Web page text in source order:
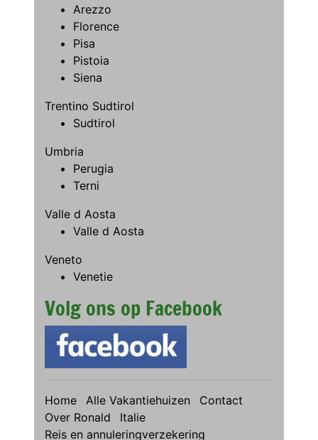
Arezzo
Florence
Pisa
Pistoia
Siena
Trentino Sudtirol
Sudtirol
Umbria
Perugia
Terni
Valle d Aosta
Valle d Aosta
Veneto
Venetie
Volg ons op Facebook
Home Alle Vakantiehuizen
Contact
Over Ronald
Italie
Reis en annuleringverzekering